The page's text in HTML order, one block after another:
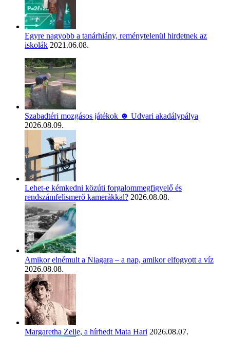
Egyre nagyobb a tanárhiány, reménytelenül hirdetnek az
iskolák 2021.06.08.
Szabadtéri mozgásos játékok ☻ Udvari akadálypálya
2026.08.09.
Lehet-e kémkedni közúti forgalommegfigyelő és
rendszámfelismerő kamerákkal? 2026.08.08.
Amikor elnémult a Niagara – a nap, amikor elfogyott a víz
2026.08.08.
Margaretha Zelle, a hírhedt Mata Hari 2026.08.07.